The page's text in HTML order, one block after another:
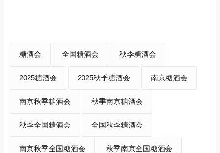
糖酒会 全国糖酒会 秋季糖酒会
2025糖酒会 2025秋季糖酒会 南京糖酒会
南京秋季糖酒会 秋季南京糖酒会
秋季全国糖酒会 全国秋季糖酒会
南京秋季全国糖酒会 秋季南京全国糖酒会